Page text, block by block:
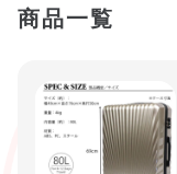
商品一覧